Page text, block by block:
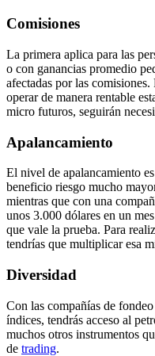
Comisiones
La primera aplica para las
o con ganancias promedio
afectadas por las
operar de manera rentable
micro futuros, seguirán
Apalancamiento
El nivel de apalancamiento
beneficio riesgo mucho
mientras que con una
unos 3.000 dólares en un
que vale la prueba. Para
tendrías que multiplicar esa
Diversidad
Con las compañías de
índices, tendrás acceso al
muchos otros instrumentos
de trading.